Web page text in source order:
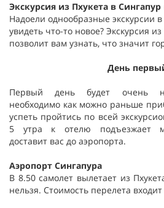
Экскурсия из Пхукета в Сингапур
Надоели однообразные экскурсии
увидеть что-то новое? Экскурсия
позволит вам узнать, что значит
День
Первый день будет очень
необходимо как можно раньше
успеть пройтись по всей
5 утра к отелю подъезжает
доставит вас до аэропорта.
Аэропорт Сингапура
В 8.50 самолет вылетает из
нельзя. Стоимость перелета